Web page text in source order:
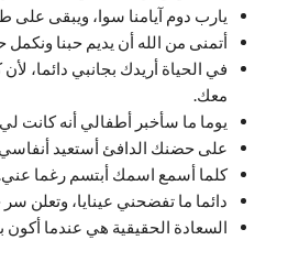
يارب دوم آيامنا سوا، ويبقى على
أتمنى من الله أن يديم حبنا ونكمل
في الحياة أريدك بجانبي دائما،
معك.
يوما ما سأخبر أطفالي أنه كانت
على حضنك الدافئ أستعيد
كلما أسمع اسمك أبتسم رغما
دائما ما تفضحني عينايا، وتعلن
السعادة الحقيقية هي عندما أكون